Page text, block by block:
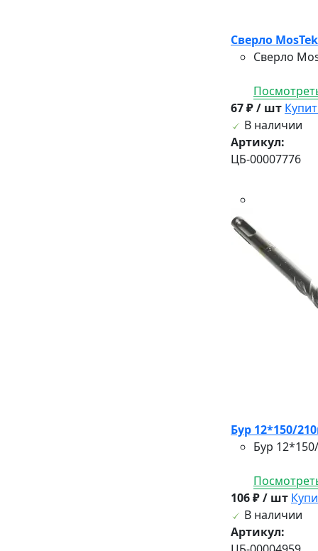
Сверло
Сверло
67 ₽ / шт
В наличии
Артикул:
ЦБ-00007776
Бур 12*150/
Бур
106 ₽ / шт
В наличии
Артикул: